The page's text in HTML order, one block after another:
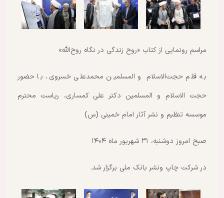
مراسم رونمایی از کتاب «روح زندگی در نگاه روح‌الله»
به قلم حجت‌الاسلام‌ و المسلمین محمدعلی خسروی، با حضور
حجت الاسلام و المسلمین دکتر علی کمساری، ریاست محترم
موسسه تنظیم و نشر آثار امام خمینی (س)
صبح امروز دوشنبه، ۳۱ شهریور ماه ۱۴۰۴
در شرکت چاپ ونشر بانک ملی برگزار شد.